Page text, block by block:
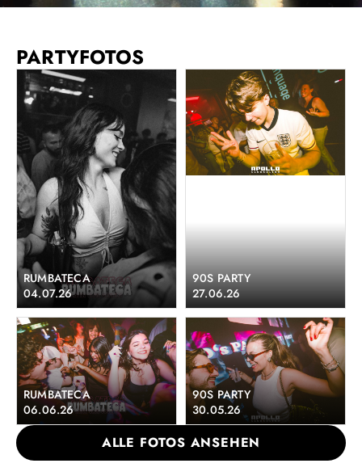
PARTYFOTOS
RUMBATECA
04.07.26
90S PARTY
27.06.26
RUMBATECA
06.06.26
90S PARTY
30.05.26
ALLE FOTOS ANSEHEN